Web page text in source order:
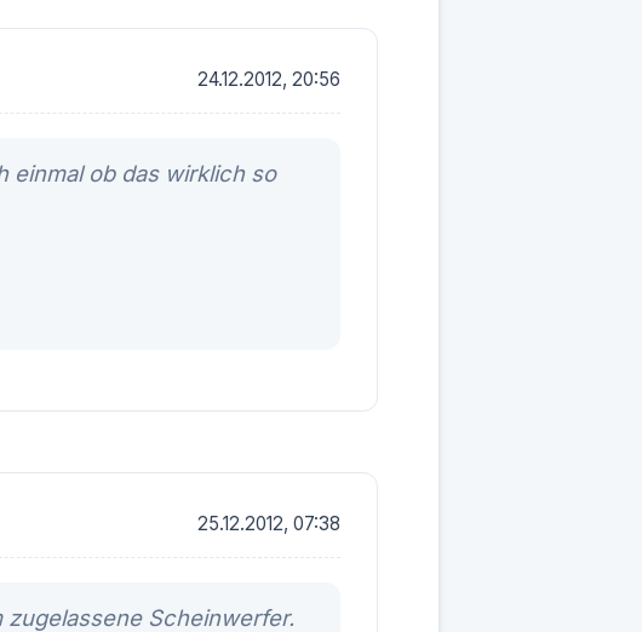
24.12.2012, 20:56
einmal ob das wirklich so
25.12.2012, 07:38
Scheinwerfer.